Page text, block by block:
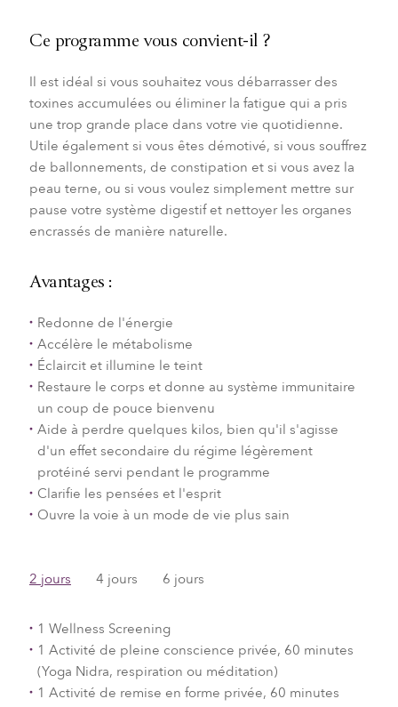
Ce programme vous convient-il ?
Il est idéal si vous souhaitez vous débarrasser des
toxines accumulées ou éliminer la fatigue qui a pris
une trop grande place dans votre vie quotidienne.
Utile également si vous êtes démotivé, si vous souffrez
de ballonnements, de constipation et si vous avez la
peau terne, ou si vous voulez simplement mettre sur
pause votre système digestif et nettoyer les organes
encrassés de manière naturelle.
Avantages :
Redonne de l'énergie
Accélère le métabolisme
Éclaircit et illumine le teint
Restaure le corps et donne au système immunitaire
un coup de pouce bienvenu
Aide à perdre quelques kilos, bien qu'il s'agisse
d'un effet secondaire du régime légèrement
protéiné servi pendant le programme
Clarifie les pensées et l'esprit
Ouvre la voie à un mode de vie plus sain
2 jours 4 jours 6 jours
1 Wellness Screening
1 Activité de pleine conscience privée, 60 minutes
(Yoga Nidra, respiration ou méditation)
1 Activité de remise en forme privée, 60 minutes